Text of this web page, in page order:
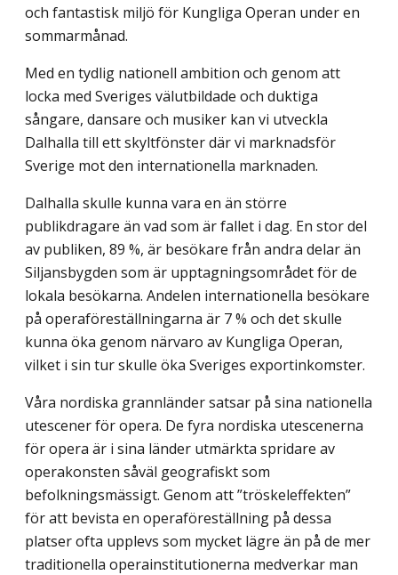
och fantastisk miljö för Kungliga Operan under en
sommarmånad.
Med en tydlig nationell ambition och genom att
locka med Sveriges välutbildade och duktiga
sångare, dansare och musiker kan vi utveckla
Dalhalla till ett skyltfönster där vi marknadsför
Sverige mot den internationella marknaden.
Dalhalla skulle kunna vara en än större
publikdragare än vad som är fallet i dag. En stor del
av publiken, 89 %, är besökare från andra delar än
Siljansbygden som är upptagningsområdet för de
lokala besökarna. Andelen internationella besökare
på operaföreställningarna är 7 % och det skulle
kunna öka genom närvaro av Kungliga Operan,
vilket i sin tur skulle öka Sveriges exportinkomster.
Våra nordiska grannländer satsar på sina nationella
utescener för opera. De fyra nordiska utescenerna
för opera är i sina länder utmärkta spridare av
operakonsten såväl geografiskt som
befolkningsmässigt. Genom att ”tröskeleffekten”
för att bevista en operaföreställning på dessa
platser ofta upplevs som mycket lägre än på de mer
traditionella operainstitutionerna medverkar man